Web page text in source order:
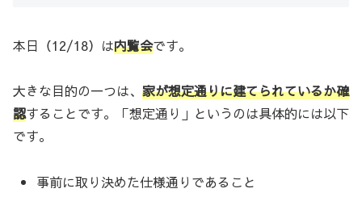
本日（12/18）は内覧会です。
大きな目的の一つは、 家が想定通りに建てられているか確
認することです。「想定通り」というのは具体的には以下
です。
事前に取り決めた仕様通りであること